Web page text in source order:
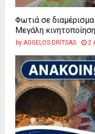
Φωτιά σε
Μεγάλη
by AGGELOS DRITSAS 2